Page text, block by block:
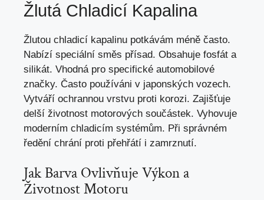
Žlutá Chladicí Kapalina
Žlutou chladicí kapalinu potkávám méně často.
Nabízí speciální směs přísad. Obsahuje fosfát a
silikát. Vhodná pro specifické automobilové
značky. Často používáni v japonských vozech.
Vytváří ochrannou vrstvu proti korozi. Zajišťuje
delší životnost motorových součástek. Vyhovuje
moderním chladicím systémům. Při správném
ředění chrání proti přehřátí i zamrznutí.
Jak Barva Ovlivňuje Výkon a
Životnost Motoru